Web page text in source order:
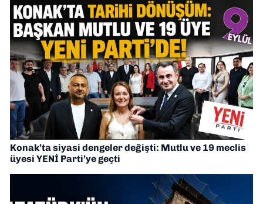
Konak’ta siyasi dengeler değişti: Mutlu ve 19 meclis
üyesi YENİ Parti’ye geçti